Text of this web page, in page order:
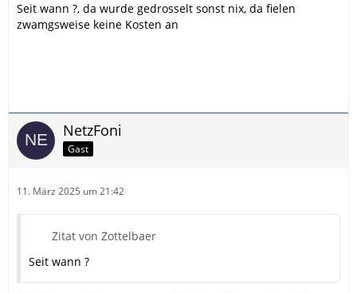
Seit wann ?, da wurde gedrosselt sonst nix, da fielen
zwamgsweise keine Kosten an
NetzFoni
Gast
11. März 2025 um 21:42
Zitat von Zottelbaer
Seit wann ?